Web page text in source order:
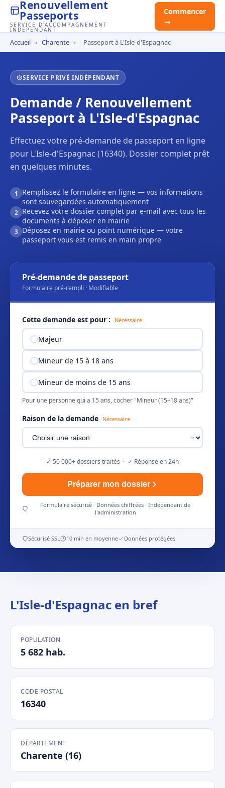
Renouvellement
Passeports
SERVICE D'ACCOMPAGNEMENT
INDÉPENDANT
Commencer
→
Accueil › Charente › Passeport à L'Isle-d'Espagnac
SERVICE PRIVÉ INDÉPENDANT
Demande / Renouvellement
Passeport à L'Isle-d'Espagnac
Effectuez votre pré-demande de passeport en ligne
pour L'Isle-d'Espagnac (16340). Dossier complet prêt
en quelques minutes.
1
Remplissez le formulaire en ligne — vos informations
sont sauvegardées automatiquement
2 Recevez votre dossier complet par e-mail avec tous les
documents à déposer en mairie
3 Déposez en mairie ou point numérique — votre
passeport vous est remis en main propre
Pré-demande de passeport
Formulaire pré-rempli · Modifiable
Cette demande est pour : Nécessaire
Majeur
Mineur de 15 à 18 ans
Mineur de moins de 15 ans
Pour une personne qui a 15 ans, cocher "Mineur (15–18 ans)"
Raison de la demande Nécessaire
✓ 50 000+ dossiers traités · ✓ Réponse en 24h
Préparer mon dossier
Formulaire sécurisé · Données chiffrées · Indépendant de
l'administration
Sécurisé SSL 10 min en moyenne Données protégées
L'Isle-d'Espagnac en bref
POPULATION
5 682 hab.
CODE POSTAL
16340
DÉPARTEMENT
Charente (16)